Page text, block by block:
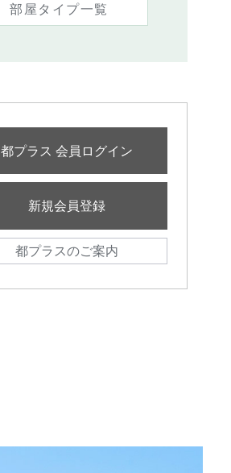
部屋タイプ一覧
都プラス 会員ログイン
新規会員登録
都プラスのご案内